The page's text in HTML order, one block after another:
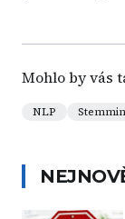
Mohlo by vás
NLP